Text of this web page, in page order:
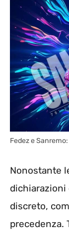
Fedez e
Nonostante
discreto,
precedenza.